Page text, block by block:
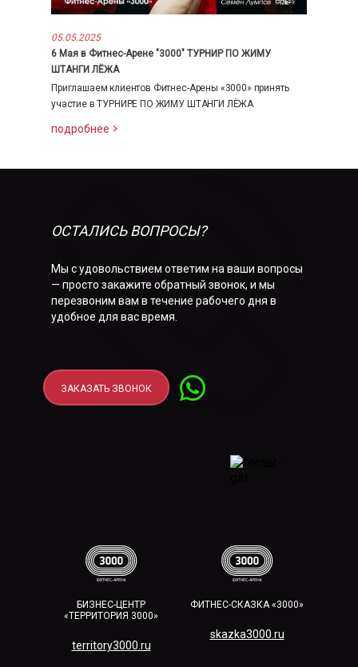
05.05.2025
6 Мая в Фитнес-Арене "3000" ТУРНИР ПО ЖИМУ
ШТАНГИ ЛЁЖА
Приглашаем клиентов Фитнес-Арены «3000» принять
участие в ТУРНИРЕ ПО ЖИМУ ШТАНГИ ЛЁЖА
подробнее
ОСТАЛИСЬ ВОПРОСЫ?
Мы с удовольствием ответим на ваши вопросы
— просто закажите обратный звонок, и мы
перезвоним вам в течение рабочего дня в
удобное для вас время.
ЗАКАЗАТЬ ЗВОНОК
БИЗНЕС-ЦЕНТР
«ТЕРРИТОРИЯ 3000»
territory3000.ru​
ФИТНЕС-СКАЗКА «3000»
skazka3000.ru